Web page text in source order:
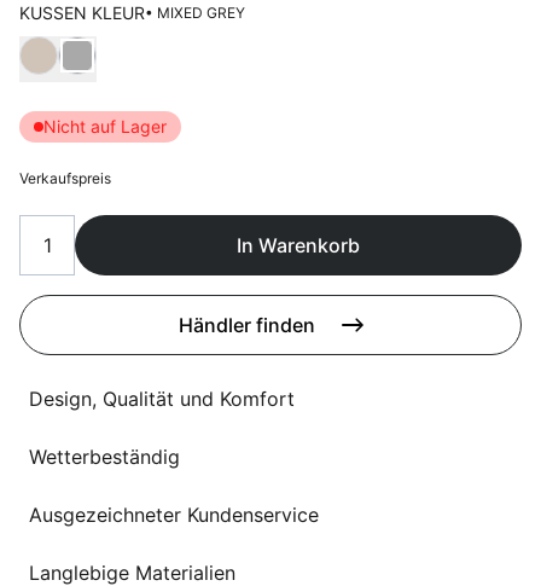
Sprachwahl
KUSSEN KLEUR• MIXED GREY
Wählen Kussen kleur
Nicht auf Lager
Verkaufspreis
In Warenkorb
Händler finden
Design, Qualität und Komfort
Wetterbeständig
Ausgezeichneter Kundenservice
Langlebige Materialien